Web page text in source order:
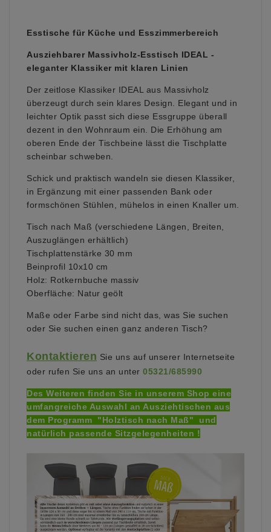
Esstische für Küche und Esszimmerbereich
Ausziehbarer Massivholz-Esstisch IDEAL -
eleganter Klassiker mit klaren Linien
Der zeitlose Klassiker IDEAL aus Massivholz
überzeugt durch sein klares Design. Elegant und in
leichter Optik passt sich diese Essgruppe überall
dezent in den Wohnraum ein. Die Erhöhung am
oberen Ende der Tischbeine lässt die Tischplatte
scheinbar schweben.
Schick und praktisch wandeln sie diesen Klassiker,
in Ergänzung mit einer passenden Bank oder
formschönen Stühlen, mühelos in einen Knaller um.
Tisch nach Maß (verschiedene Längen, Breiten,
Auszuglängen erhältlich)
Tischplattenstärke 30 mm
Beinprofil 10x10 cm
Holz: Rotkernbuche massiv
Oberfläche: Natur geölt
Maße oder Farbe sind nicht das, was Sie suchen
oder Sie suchen einen ganz anderen Tisch?
Kontaktieren Sie uns auf unserer Internetseite
oder rufen Sie uns an unter 05321/685990
Des Weiteren finden Sie in unserem Shop eine
umfangreiche Auswahl an Ausziehtischen aus
dem Programm "Holztisch nach Maß" und
natürlich passende Sitzgelegenheiten !